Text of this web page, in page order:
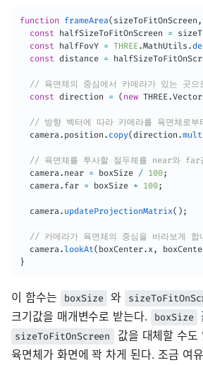
function frameArea( sizeToFitOnScreen ,
const halfSizeToFitOnScreen =
const halfFovY = THREE.MathUtils .
const distance =
// 육면체의 중심에서 카메라가 있는 곳으
const direction = ( new THREE.
// 방향 벡터에 따라 카메라를 육면체로부
  camera
. position . copy(direction .
// 육면체를 투사할 절두체를 near와 far
  camera
. near = boxSize / 100;
  camera
. far = boxSize * 100;
  camera
. updateProjectionMatrix( ) ;
// 카메라가 육면체의 중심을 바라보게 합
  camera
.lookAt( boxCenter. x,
}
이 함수는 boxSize 와
크기값을 매개변수로 받는다.
boxSize
sizeToFitOnScreen
값을 대체할 수도
육면체가 화면에 꽉 차게 된다. 조금 여